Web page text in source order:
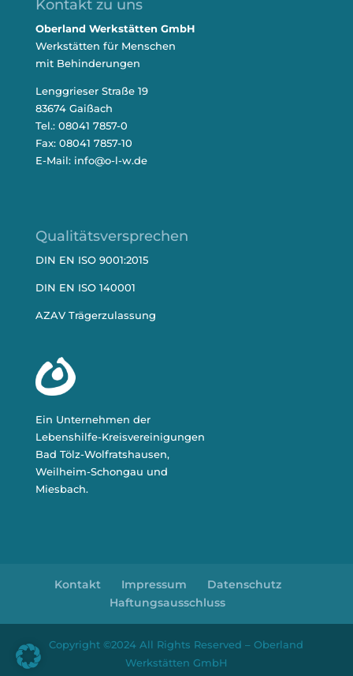
Kontakt zu uns
Oberland Werkstätten GmbH
Werkstätten für Menschen
mit Behinderungen
Lenggrieser Straße 19
83674 Gaißach
Tel.: 08041 7857-0
Fax: 08041 7857-10
E-Mail: info@o-l-w.de
Qualitätsversprechen
DIN EN ISO 9001:2015
DIN EN ISO 140001
AZAV Trägerzulassung
Ein Unternehmen der
Lebenshilfe-Kreisvereinigungen
Bad Tölz-Wolfratshausen,
Weilheim-Schongau und
Miesbach.
Kontakt Impressum
Datenschutz
Haftungsausschluss
Copyright ©2024 All Rights Reserved – Oberland
Werkstätten GmbH